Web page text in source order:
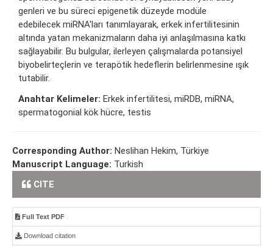
genleri ve bu süreci epigenetik düzeyde modüle
edebilecek miRNA'ları tanımlayarak, erkek infertilitesinin
altında yatan mekanizmaların daha iyi anlaşılmasına katkı
sağlayabilir. Bu bulgular, ilerleyen çalışmalarda potansiyel
biyobelirteçlerin ve terapötik hedeflerin belirlenmesine ışık
tutabilir.
Anahtar Kelimeler: Erkek infertilitesi, miRDB, miRNA,
spermatogonial kök hücre, testis
Corresponding Author: Neslihan Hekim, Türkiye
Manuscript Language: Turkish
CITE
Full Text PDF
Download citation